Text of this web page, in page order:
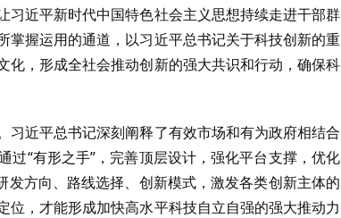
近平新时代中国特色社会主义思想持续走进干部群
握运用的通道，以习近平总书记关于科技创新的重
，形成全社会推动创新的强大共识和行动，确保科
近平总书记深刻阐释了有效市场和有为政府相结合
“有形之手”，完善顶层设计，强化平台支撑，优化
方向、路线选择、创新模式，激发各类创新主体的
，才能形成加快高水平科技自立自强的强大推动力